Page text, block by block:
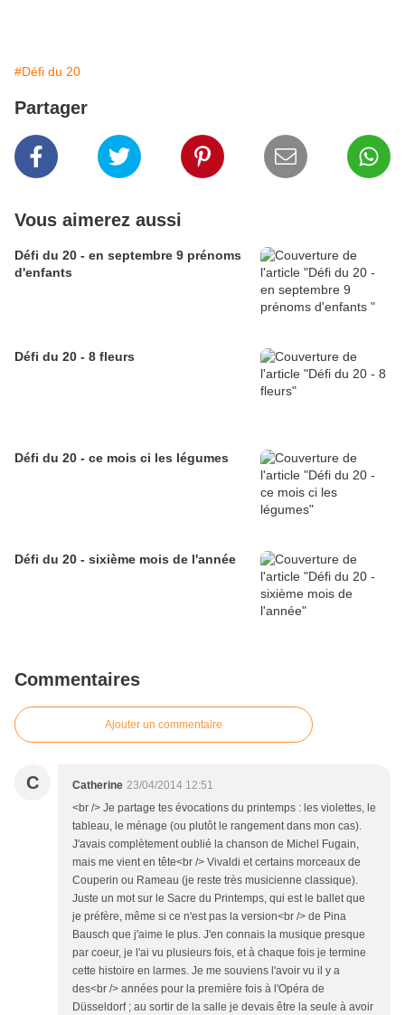
#Défi du 20
Partager
Vous aimerez aussi
Défi du 20 - en septembre 9 prénoms
d'enfants
Défi du 20 - 8 fleurs
Défi du 20 - ce mois ci les légumes
Défi du 20 - sixième mois de l'année
Commentaires
Ajouter un commentaire
C Catherine 23/04/2014 12:51
<br /> Je partage tes évocations du printemps : les violettes, le
tableau, le ménage (ou plutôt le rangement dans mon cas).
J'avais complètement oublié la chanson de Michel Fugain,
mais me vient en tête<br /> Vivaldi et certains morceaux de
Couperin ou Rameau (je reste très musicienne classique).
Juste un mot sur le Sacre du Printemps, qui est le ballet que
je préfère, même si ce n'est pas la version<br /> de Pina
Bausch que j'aime le plus. J'en connais la musique presque
par coeur, je l'ai vu plusieurs fois, et à chaque fois je termine
cette histoire en larmes. Je me souviens l'avoir vu il y a
des<br /> années pour la première fois à l'Opéra de
Düsseldorf ; au sortir de la salle je devais être la seule à avoir